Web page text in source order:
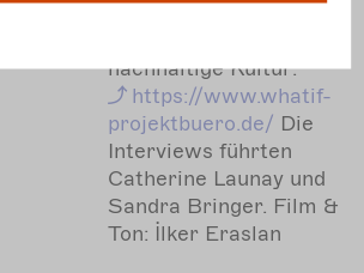
nachhaltige Kultur:
https://www.whatif-
projektbuero.de/ Die
Interviews führten
Catherine Launay und
Sandra Bringer. Film &
Ton: İlker Eraslan